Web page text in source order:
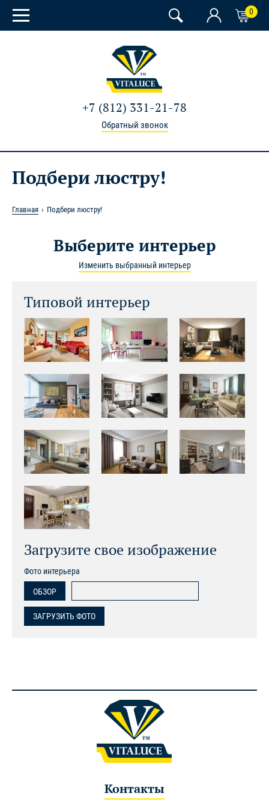
0
+7 (812) 331-21-78
Обратный звонок
Подбери люстру!
Главная Подбери люстру!
Выберите интерьер
Изменить выбранный интерьер
Типовой интерьер
Загрузите свое изображение
Фото интерьера
ОБЗОР
ЗАГРУЗИТЬ ФОТО
Контакты